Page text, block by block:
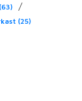
(63) /
(25)